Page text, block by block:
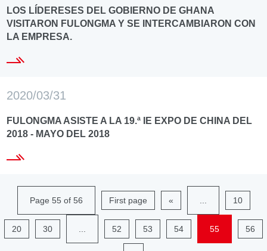
LOS LÍDERESES DEL GOBIERNO DE GHANA
VISITARON FULONGMA Y SE INTERCAMBIARON CON
LA EMPRESA.
2020/03/31
FULONGMA ASISTE A LA 19.ª IE EXPO DE CHINA DEL
2018 - MAYO DEL 2018
Page 55 of 56 First page « 10
20 30 52 53 54 55 56